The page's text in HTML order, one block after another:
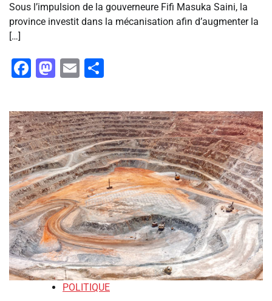
Sous l’impulsion de la gouverneure Fifi Masuka Saini, la
province investit dans la mécanisation afin d’augmenter la
[…]
Facebook
Mastodon
Email
POLITIQUE